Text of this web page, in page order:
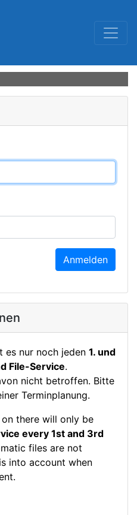
Anmelden
es nur noch jeden 1. und
File-Service.
nicht betroffen. Bitte
Terminplanung.
there will only be
every 1st and 3rd
files are not
into account when